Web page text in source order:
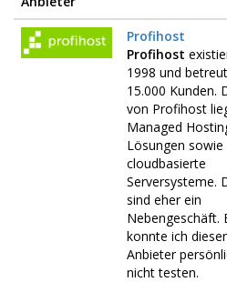
Profihost
Profihost
1998 und
15.000 Kunden.
von Profihost
Managed
Lösungen sowie
cloudbasierte
Serversysteme.
sind eher ein
Nebengeschäft.
konnte ich
Anbieter
nicht testen.